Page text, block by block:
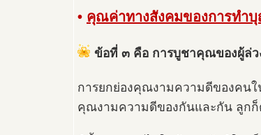
• คุณค่าทางสังคมของการทำ
ข้อที่ ๓ คือ การบูชาคุณของผู้ล่ว
การยกย่องคุณงามความดีของคน
คุณงามความดีของกันและกัน ลูก